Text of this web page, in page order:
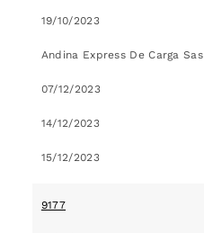
19/10/2023
Andina Express De Carga Sas
07/12/2023
14/12/2023
15/12/2023
9177